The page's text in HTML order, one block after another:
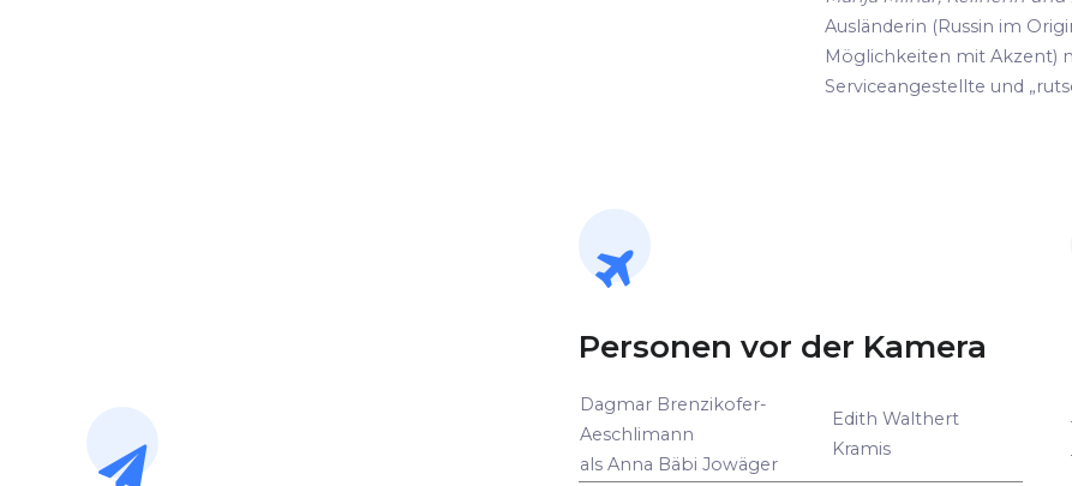
Ausländerin (Russin im
Möglichkeiten mit Akzent)
Serviceangestellte und
Personen vor der Kamera
Dagmar Brenzikofer-
Aeschlimann
als Anna Bäbi Jowäger
Edith Walthert
Kramis